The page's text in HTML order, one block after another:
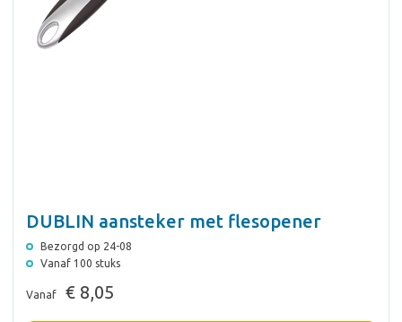
DUBLIN aansteker met flesopener
Bezorgd op 24-08
Vanaf 100 stuks
Vanaf € 8,05